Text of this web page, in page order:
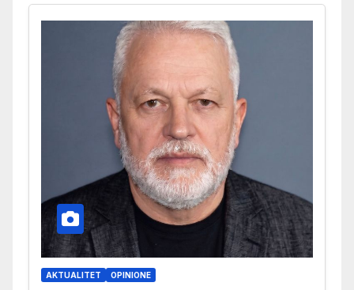
AKTUALITET OPINIONE